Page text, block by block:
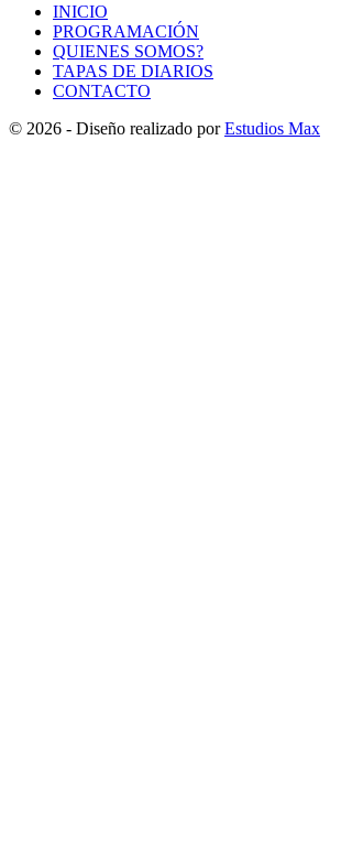
INICIO
PROGRAMACIÓN
QUIENES SOMOS?
TAPAS DE DIARIOS
CONTACTO
© 2026 - Diseño realizado porEstudios Max